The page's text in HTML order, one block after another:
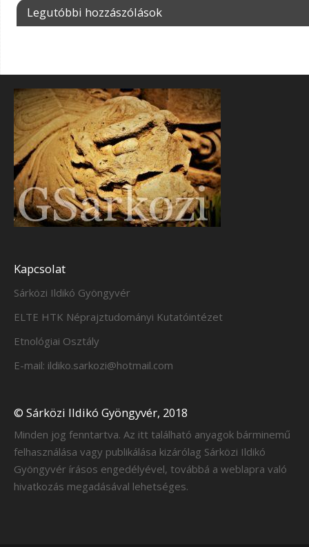
Legutóbbi hozzászólások
Kapcsolat
Sárközi Ildikó Gyöngyvér
ELTE HTK Néprajztudományi Kutatóintézet
Etnológiai Osztály
E-mail: ildiko.sarkozi@hotmail.com
© Sárközi Ildikó Gyöngyvér, 2018
Minden jog fenntartva. Az itt található anyagok bárminemű
felhasználása vagy publikálása kizárólag Sárközi Ildikó
Gyöngyvér írásos engedélyével, továbbá a weblapra való
hivatkozás megadásával lehetséges.